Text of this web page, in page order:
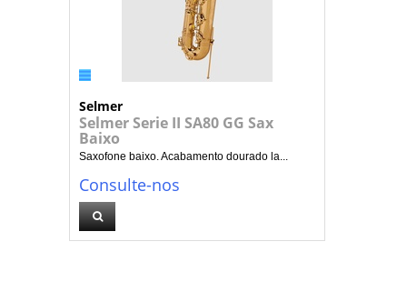
Selmer
Selmer Serie II SA80 GG Sax
Baixo
Saxofone baixo. Acabamento dourado la...
Consulte-nos